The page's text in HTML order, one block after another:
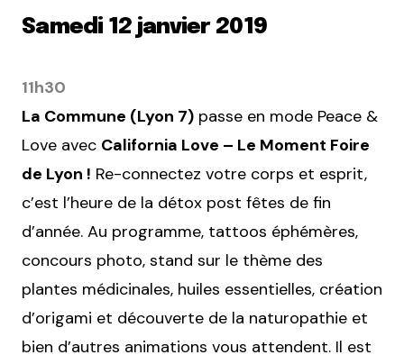
Samedi 12 janvier 2019
11h30
La Commune (Lyon 7) passe en mode Peace &
Love avec California Love – Le Moment Foire
de Lyon ! Re-connectez votre corps et esprit,
c’est l’heure de la détox post fêtes de fin
d’année. Au programme, tattoos éphémères,
concours photo, stand sur le thème des
plantes médicinales, huiles essentielles, création
d’origami et découverte de la naturopathie et
bien d’autres animations vous attendent. Il est